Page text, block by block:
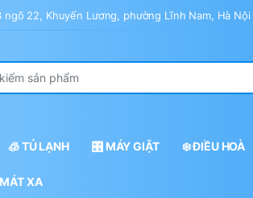
ngõ 22, Khuyến Lương, phường Lĩnh Nam, Hà Nội
🧊 TỦ LẠNH 🎛️ MÁY GIẶT ❄️ ĐIỀU HOÀ
XA